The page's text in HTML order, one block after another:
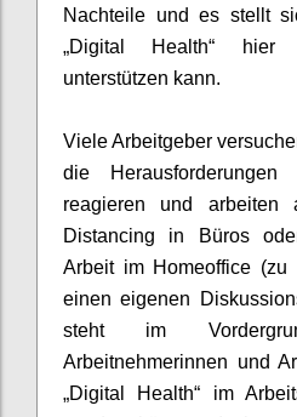
Nachteile und es stellt
„Digital Health“ hier
unterstützen kann.
VieleArbeitgeber
die
reagieren und arbeiten
Distancing in Büros
Arbeit im Homeoffice (zu
einen eigenen
steht im
Arbeitnehmerinnen und
„Digital Health“ im